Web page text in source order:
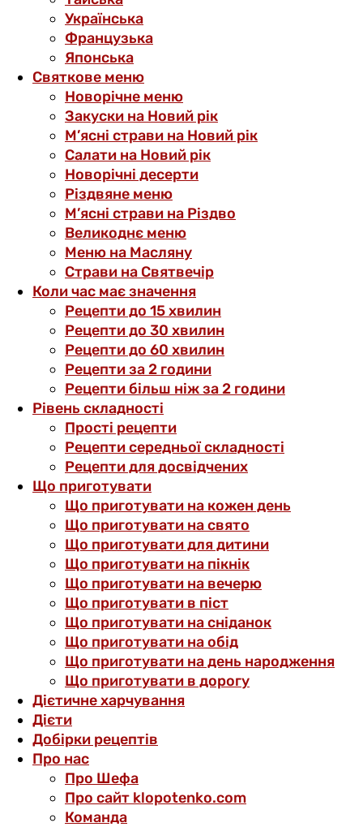
Українська
Французька
Японська
Святкове меню
Новорічне меню
Закуски на Новий рік
М’ясні страви на Новий рік
Салати на Новий рік
Новорічні десерти
Різдвяне меню
М’ясні страви на Різдво
Великоднє меню
Меню на Масляну
Страви на Святвечір
Коли час має значення
Рецепти до 15 хвилин
Рецепти до 30 хвилин
Рецепти до 60 хвилин
Рецепти за 2 години
Рецепти більш ніж за 2 години
Рівень складності
Прості рецепти
Рецепти середньої складності
Рецепти для досвідчених
Що приготувати
Що приготувати на кожен день
Що приготувати на свято
Що приготувати для дитини
Що приготувати на пікнік
Що приготувати на вечерю
Що приготувати в піст
Що приготувати на сніданок
Що приготувати на обід
Що приготувати на день народження
Що приготувати в дорогу
Дієтичне харчування
Дієти
Добірки рецептів
Про нас
Про Шефа
Про сайт klopotenko.com
Команда